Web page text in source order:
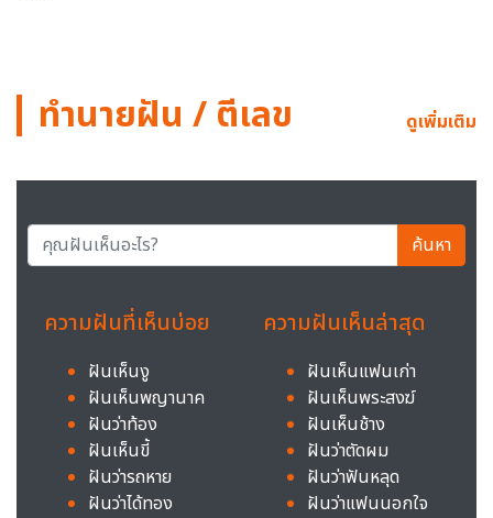
ทำนายฝัน / ตีเลข ดูเพิ่มเติม
ค้นหา
ความฝันที่เห็นบ่อย
ฝันเห็นงู
ฝันเห็นพญานาค
ฝันว่าท้อง
ฝันเห็นขี้
ฝันว่ารถหาย
ฝันว่าได้ทอง
ความฝันเห็นล่าสุด
ฝันเห็นแฟนเก่า
ฝันเห็นพระสงฆ์
ฝันเห็นช้าง
ฝันว่าตัดผม
ฝันว่าฟันหลุด
ฝันว่าแฟนนอกใจ